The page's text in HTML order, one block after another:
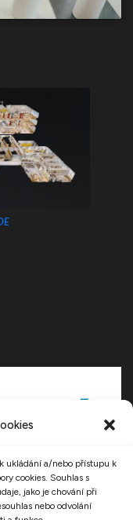
ukládání a/nebo přístupu k
cookies. Souhlas s
jako je chování při
nebo odvolání